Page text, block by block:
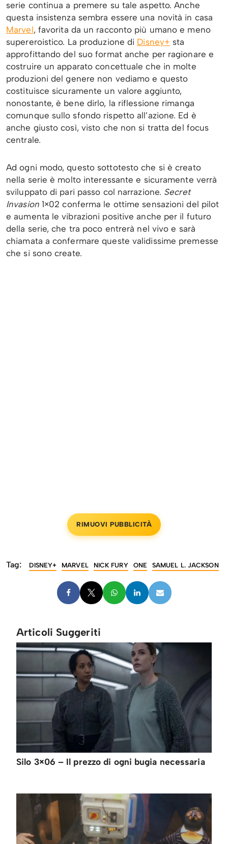
serie continua a premere su tale aspetto. Anche
questa insistenza sembra essere una novità in casa
Marvel, favorita da un racconto più umano e meno
supereroistico. La produzione di Disney+ sta
approfittando del suo format anche per ragionare e
costruire un apparato concettuale che in molte
produzioni del genere non vediamo e questo
costituisce sicuramente un valore aggiunto,
nonostante, è bene dirlo, la riflessione rimanga
comunque sullo sfondo rispetto all’azione. Ed è
anche giusto così, visto che non si tratta del focus
centrale.
Ad ogni modo, questo sottotesto che si è creato
nella serie è molto interessante e sicuramente verrà
sviluppato di pari passo col narrazione. Secret
Invasion 1×02 conferma le ottime sensazioni del pilot
e aumenta le vibrazioni positive anche per il futuro
della serie, che tra poco entrerà nel vivo e sarà
chiamata a confermare queste validissime premesse
che si sono create.
RIMUOVI PUBBLICITÀ
Tag: DISNEY+ MARVEL NICK FURY ONE SAMUEL L. JACKSON
Articoli Suggeriti
Silo 3×06 – Il prezzo di ogni bugia necessaria